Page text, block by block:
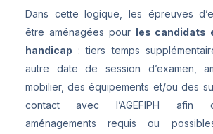
Dans cette logique, les épreuves
être aménagées pour les candidats
handicap : tiers temps
autre date de session d’examen,
mobilier, des équipements et/ou des
contact avec l’AGEFIPH afin
aménagements requis ou